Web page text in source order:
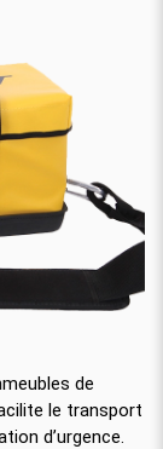
de
le transport
d’urgence.